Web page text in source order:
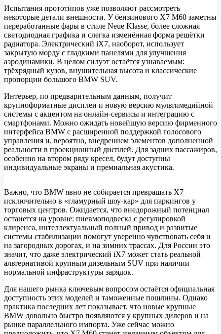
Испытания прототипов уже позволяют рассмотреть
некоторые детали внешности. У бензинового X7 M60 заметны
переработанные фары в стиле Neue Klasse, более сложная
светодиодная графика и слегка изменённая форма решётки
радиатора. Электрический iX7, наоборот, использует
закрытую морду с гладкими панелями для улучшения
аэродинамики. В целом силуэт остаётся узнаваемым:
трёхрядный кузов, внушительная высота и классические
пропорции большого BMW SUV.
Интерьер, по предварительным данным, получит
крупноформатные дисплеи и новую версию мультимедийной
системы с акцентом на онлайн‑сервисы и интеграцию с
смартфонами. Можно ожидать новейшую версию фирменного
интерфейса BMW с расширенной поддержкой голосового
управления и, вероятно, внедрением элементов дополненной
реальности в проекционный дисплей. Для задних пассажиров,
особенно на втором ряду кресел, будут доступны
индивидуальные экраны и премиальная акустика.
Важно, что BMW явно не собирается превращать X7
исключительно в «гламурный шоу‑кар» для паркингов у
торговых центров. Ожидается, что внедорожный потенциал
останется на уровне: пневмоподвеска с регулировкой
клиренса, интеллектуальный полный привод и развитые
системы стабилизации помогут уверенно чувствовать себя и
на загородных дорогах, и на зимних трассах. Для России это
значит, что даже электрический iX7 может стать реальной
альтернативой крупным дизельным SUV при наличии
нормальной инфраструктуры зарядок.
Для нашего рынка ключевым вопросом остаётся официальная
доступность этих моделей и таможенные пошлины. Однако
практика последних лет показывает, что новые крупные
BMW довольно быстро появляются у крупных дилеров и на
рынке параллельного импорта. Уже сейчас можно